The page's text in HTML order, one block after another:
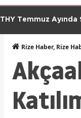
THY Temmuz Ayında
Rize Haber, Rize